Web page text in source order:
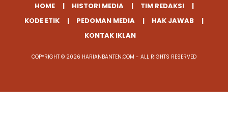
HOME HISTORI MEDIA
TIM REDAKSI
KODE ETIK
PEDOMAN MEDIA
HAK JAWAB
KONTAK IKLAN
COPYRIGHT © 2026 HARIANBANTEN.COM - ALL RIGHTS RESERVED